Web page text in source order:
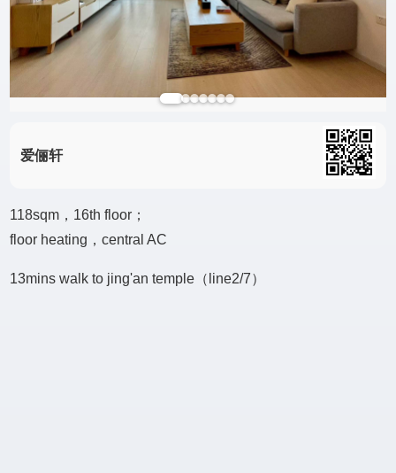
爱俪轩
118sqm，16th floor；
floor heating，central AC
13mins walk to jing'an temple（line2/7）